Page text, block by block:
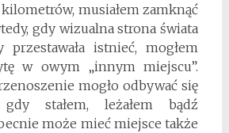
musiałem zamknąć
gdy wizualna strona świata
przestawała istnieć, mogłem
w owym „innym miejscu”.
mogło odbywać się
stałem, leżałem bądź
może mieć miejsce także